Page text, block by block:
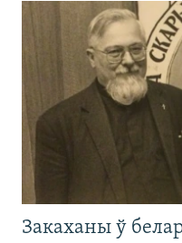
Закаханы ў